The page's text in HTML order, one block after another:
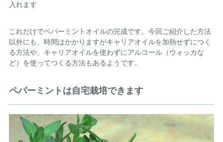
入れます
これだけでペパーミントオイルの完成です。今回ご紹介した方法
以外にも、時間はかかりますがキャリアオイルを加熱せずにつく
る方法や、キャリアオイルを使わずにアルコール（ウォッカな
ど）を使ってつくる方法もあるようです。
ペパーミントは自宅栽培できます